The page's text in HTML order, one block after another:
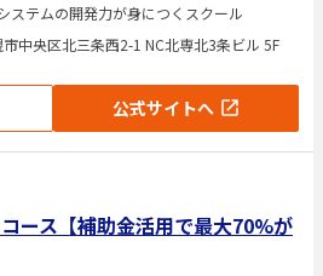
ステムの開発力が身につくスクール
中央区北三条西2-1 NC北専北3条ビル 5F
公式サイトへ
ース【補助金活用で最大70%が